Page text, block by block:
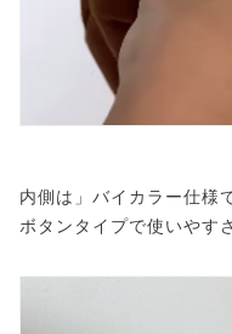
内側は」バイカラー仕様
ボタンタイプで使いやす